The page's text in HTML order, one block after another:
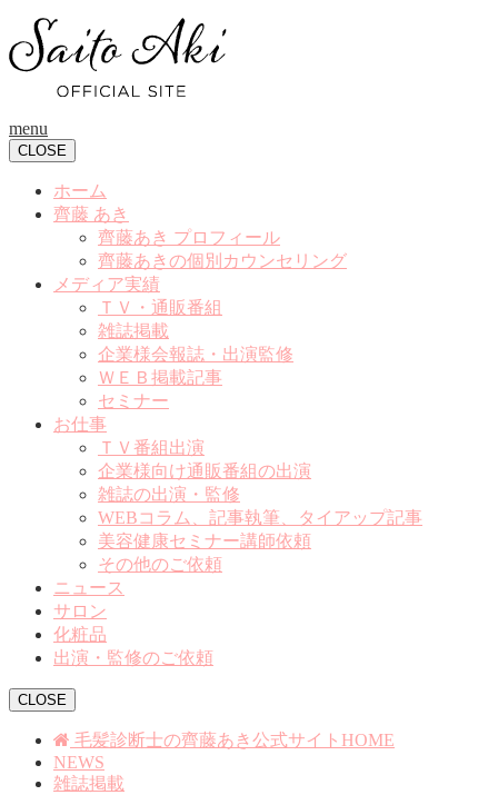
menu
CLOSE
ホーム
齊藤 あき
齊藤あき プロフィール
齊藤あきの個別カウンセリング
メディア実績
ＴＶ・通販番組
雑誌掲載
企業様会報誌・出演監修
ＷＥＢ掲載記事
セミナー
お仕事
ＴＶ番組出演
企業様向け通販番組の出演
雑誌の出演・監修
WEBコラム、記事執筆、タイアップ記事
美容健康セミナー講師依頼
その他のご依頼
ニュース
サロン
化粧品
出演・監修のご依頼
CLOSE
毛髪診断士の齊藤あき公式サイトHOME
NEWS
雑誌掲載